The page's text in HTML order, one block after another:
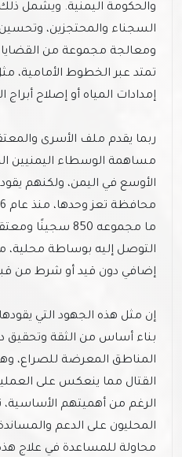
والحكومة اليمنية. ويشمل
السجناء والمحتجزين،
ومعالجة مجموعة من القضايا
تمتد عبر الخطوط الأمامية،
إمدادات المياه أو إصلاح أبراج
ربما يقدم ملف الأسرى
مساهمة الوسطاء اليمنيين
الأوسع في اليمن، ولكنهم
إضافي دون قيد أو شرط من قبل
إن مثل هذه الجهود التي
بناء أساس من الثقة وتحقيق
المناطق المعرضة للصراع،
القتال مما ينعكس على
الرغم من أهميتهم
المحليون على الدعم
محاولة للمساعدة في علاج